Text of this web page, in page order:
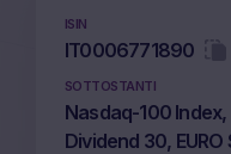
ISIN
IT0006771890
SOTTOSTANTI
Nasdaq-100 Index,
Dividend 30, EURO